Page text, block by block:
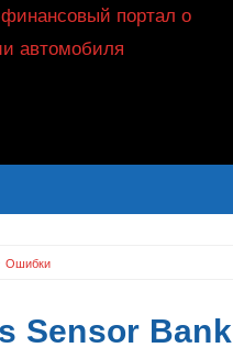
Ошибки
Sensor